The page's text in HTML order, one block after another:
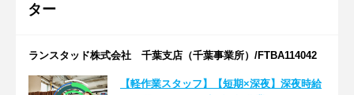
ター
ランスタッド株式会社 千葉支店（千葉事業所）/FTBA114042
【軽作業スタッフ】【短期×深夜】深夜時給